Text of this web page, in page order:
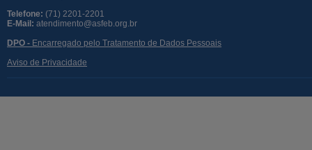
Telefone: (71) 2201-2201
E-Mail: atendimento@asfeb.org.br
DPO - Encarregado pelo Tratamento de Dados Pessoais
Aviso de Privacidade